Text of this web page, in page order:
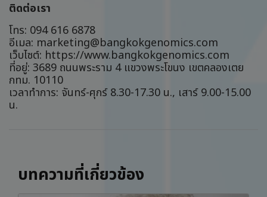
ติดต่อเรา
โทร: 094 616 6878
อีเมล: marketing@bangkokgenomics.com
เว็บไซต์: https://www.bangkokgenomics.com
ที่อยู่: 3689 ถนนพระราม 4 แขวงพระโขนง เขตคลองเตย
กทม. 10110
เวลาทำการ: จันทร์-ศุกร์ 8.30-17.30 น., เสาร์ 9.00-15.00
น.
บทความที่เกี่ยวข้อง